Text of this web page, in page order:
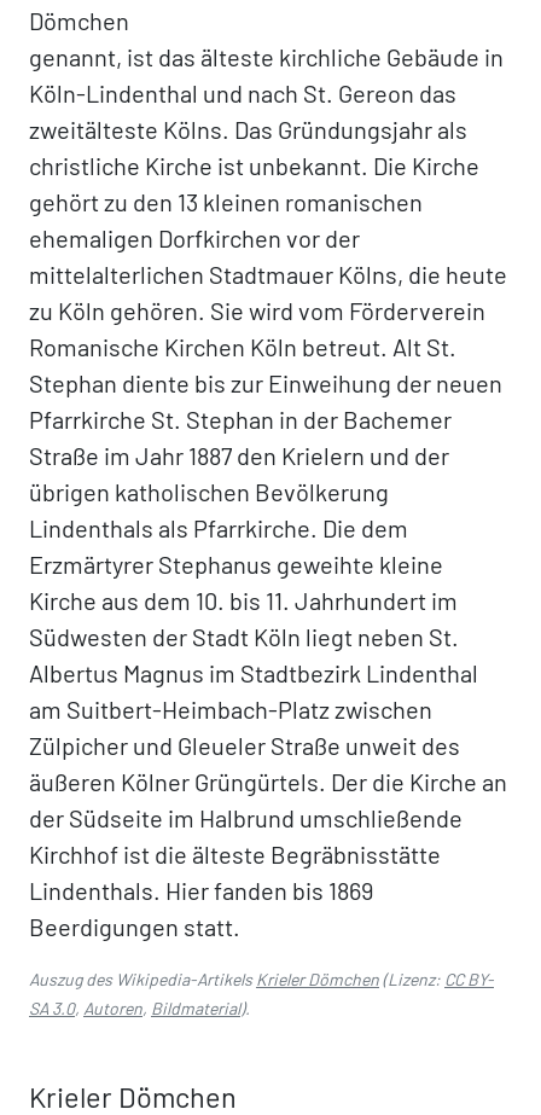
Dömchen
genannt, ist das älteste kirchliche Gebäude in
Köln-Lindenthal und nach St. Gereon das
zweitälteste Kölns. Das Gründungsjahr als
christliche Kirche ist unbekannt. Die Kirche
gehört zu den 13 kleinen romanischen
ehemaligen Dorfkirchen vor der
mittelalterlichen Stadtmauer Kölns, die heute
zu Köln gehören. Sie wird vom Förderverein
Romanische Kirchen Köln betreut. Alt St.
Stephan diente bis zur Einweihung der neuen
Pfarrkirche St. Stephan in der Bachemer
Straße im Jahr 1887 den Krielern und der
übrigen katholischen Bevölkerung
Lindenthals als Pfarrkirche. Die dem
Erzmärtyrer Stephanus geweihte kleine
Kirche aus dem 10. bis 11. Jahrhundert im
Südwesten der Stadt Köln liegt neben St.
Albertus Magnus im Stadtbezirk Lindenthal
am Suitbert-Heimbach-Platz zwischen
Zülpicher und Gleueler Straße unweit des
äußeren Kölner Grüngürtels. Der die Kirche an
der Südseite im Halbrund umschließende
Kirchhof ist die älteste Begräbnisstätte
Lindenthals. Hier fanden bis 1869
Beerdigungen statt.
Auszug des Wikipedia-ArtikelsKrieler Dömchen(Lizenz: CC BY-
SA 3.0, Autoren, Bildmaterial).
Krieler Dömchen